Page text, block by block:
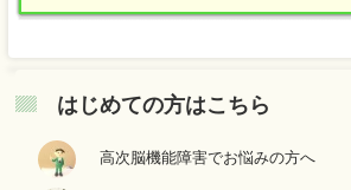
はじめての方はこちら
高次脳機能障害でお悩みの方へ